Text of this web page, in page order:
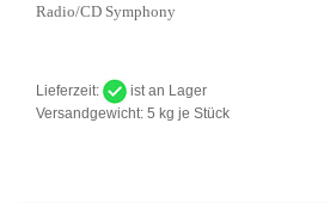
Radio/CD Symphony
Lieferzeit:
ist an Lager
Versandgewicht: 5 kg je Stück